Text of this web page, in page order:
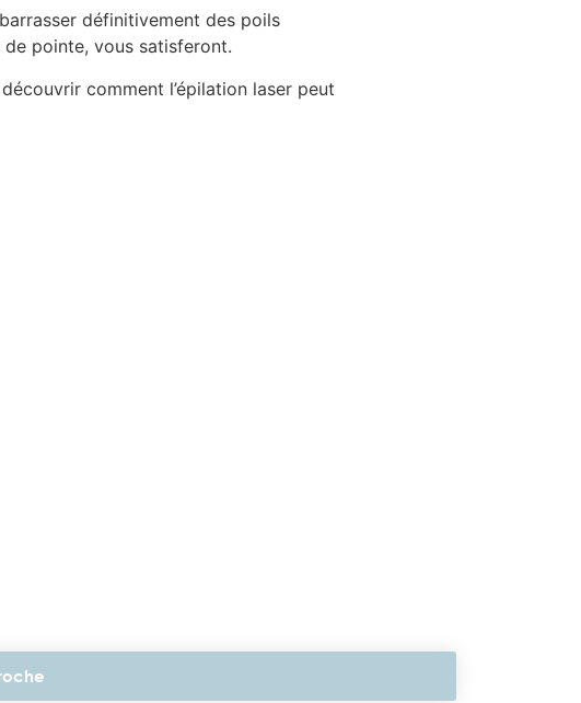
définitivement des poils
pointe, vous satisferont.
comment l’épilation laser peut